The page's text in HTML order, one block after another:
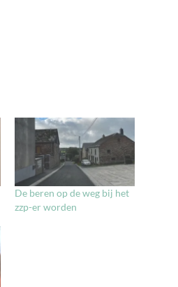
De beren op de weg bij het
zzp-er worden